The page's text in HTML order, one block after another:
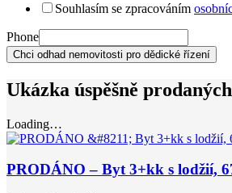
Souhlasím se zpracováním
Phone
Chci odhad nemovitosti pro dědické řízení
Ukázka úspěšně
Loading…
PRODÁNO – Byt 3+kk s lodžií,